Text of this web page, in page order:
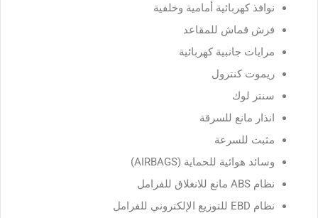
نوافذ كهربائية أمامية وخلفية
فرش قماش للمقاعد
مرايات جانبية كهربائية
ريموت كنترول
سنتر لوك
انذار مانع للسرقة
مثبت للسرعة
وسائد هوائية للحماية (AIRBAGS)
نظام ABS مانع للانغلاق للفرامل
نظام EBD للتوزيع الإلكتروني للفرامل